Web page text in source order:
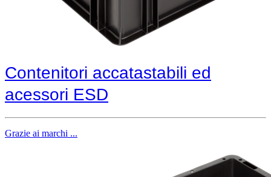
Contenitori accatastabili ed
acessori ESD
Grazie ai marchi ...